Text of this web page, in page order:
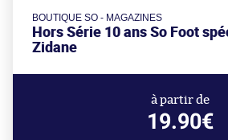
BOUTIQUE SO - MAGAZINES
Hors Série 10 ans So Foot
Zidane
à partir de
19.90€